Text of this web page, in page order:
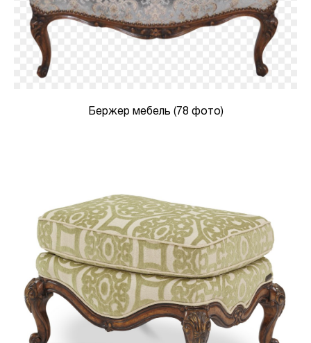
Бержер мебель (78 фото)